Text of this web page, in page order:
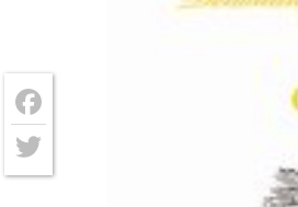
Facebook
Twitter